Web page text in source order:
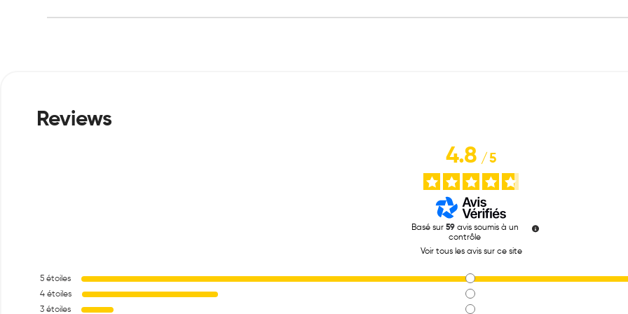
4.8/5
Basé sur 59 avis soumis à un
contrôle
Voir tous les avis sur ce site
5 étoiles
4 étoiles
3 étoiles